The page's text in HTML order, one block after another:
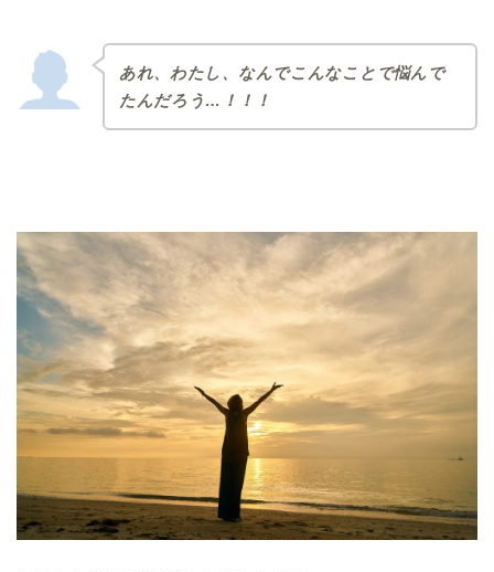
あれ、わたし、なんでこんなことで悩んで
たんだろう…！！！